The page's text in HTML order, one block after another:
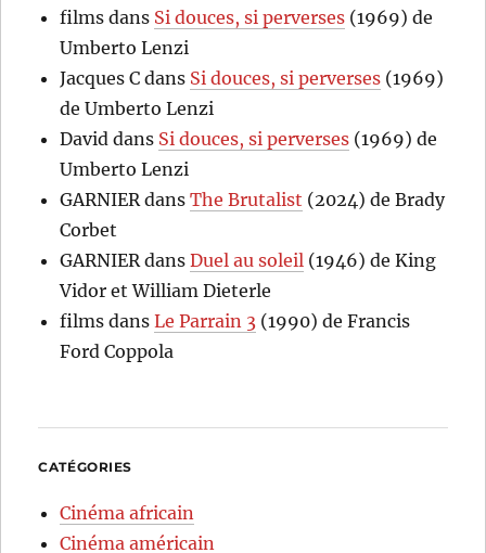
films dans Si douces, si perverses (1969) de
Umberto Lenzi
Jacques C dans Si douces, si perverses (1969)
de Umberto Lenzi
David dans Si douces, si perverses (1969) de
Umberto Lenzi
GARNIERdansThe Brutalist (2024) de Brady
Corbet
GARNIERdansDuel au soleil (1946) de King
Vidor et William Dieterle
films dansLe Parrain 3 (1990) de Francis
Ford Coppola
CATÉGORIES
Cinéma africain
Cinéma américain